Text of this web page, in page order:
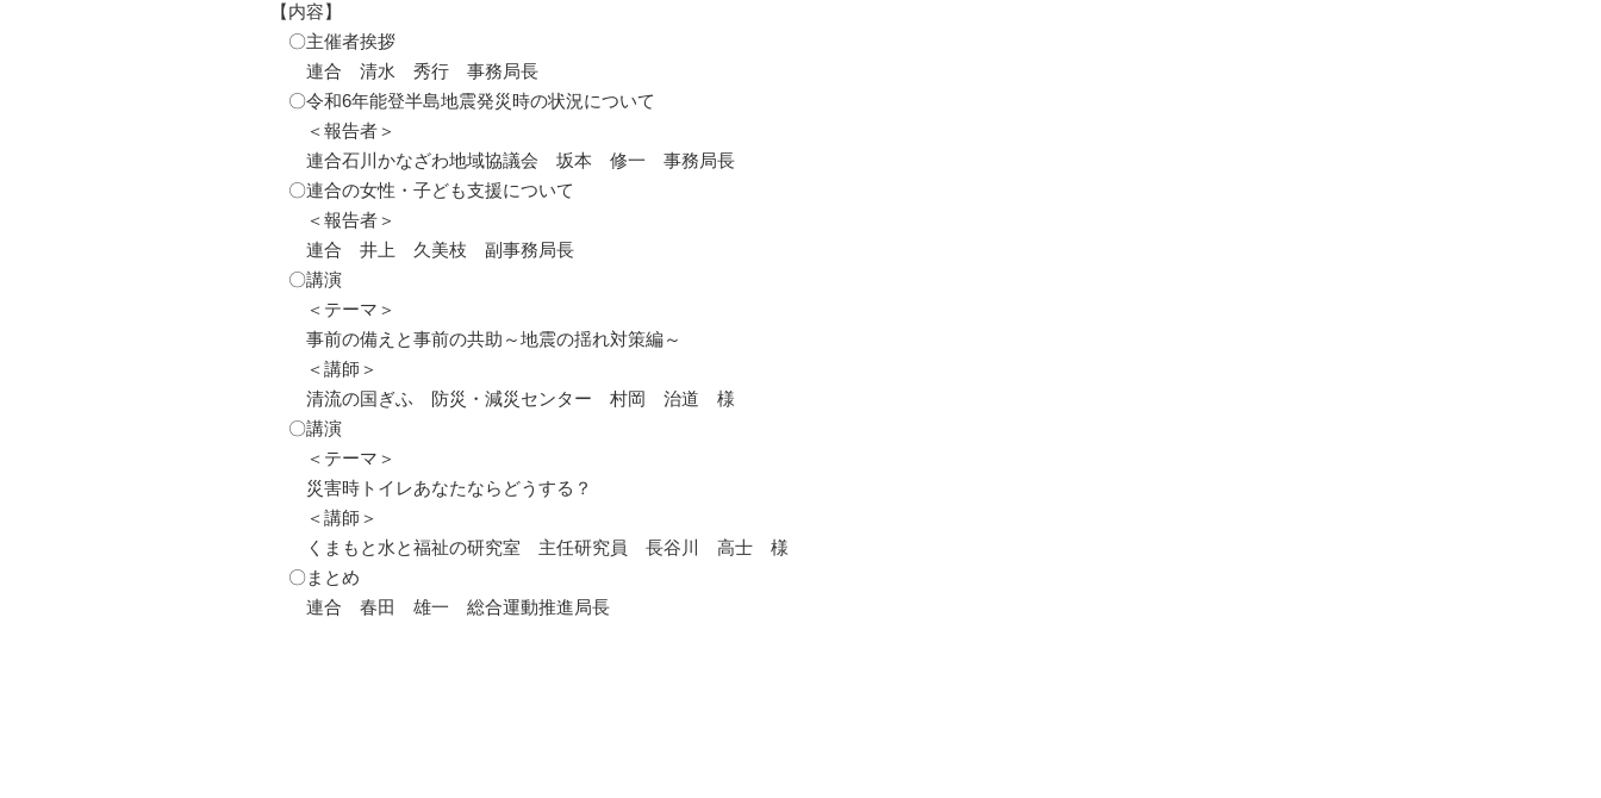
【内容】
〇主催者挨拶
連合 清水 秀行 事務局長
〇令和6年能登半島地震発災時の状況について
＜報告者＞
連合石川かなざわ地域協議会 坂本 修一 事務局長
〇連合の女性・子ども支援について
＜報告者＞
連合 井上 久美枝 副事務局長
〇講演
＜テーマ＞
事前の備えと事前の共助～地震の揺れ対策編～
＜講師＞
清流の国ぎふ 防災・減災センター 村岡 治道 様
〇講演
＜テーマ＞
災害時トイレあなたならどうする？
＜講師＞
くまもと水と福祉の研究室 主任研究員 長谷川 高士 様
〇まとめ
連合 春田 雄一 総合運動推進局長